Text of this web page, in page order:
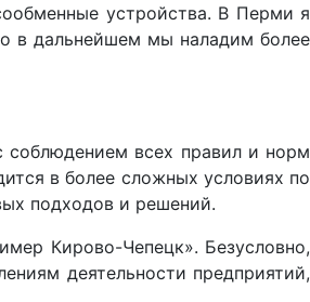
устройства. В Перми я
в дальнейшем мы наладим более
соблюдением всех правил и норм
в более сложных условиях по
подходов и решений.
Кирово-Чепецк». Безусловно,
деятельности предприятий,